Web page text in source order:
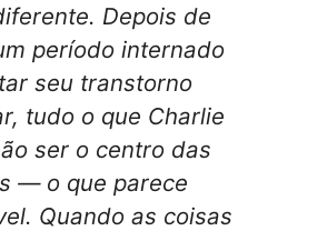
Depois de
período internado
seu transtorno
tudo o que Charlie
ser o centro das
― o que parece
Quando as coisas